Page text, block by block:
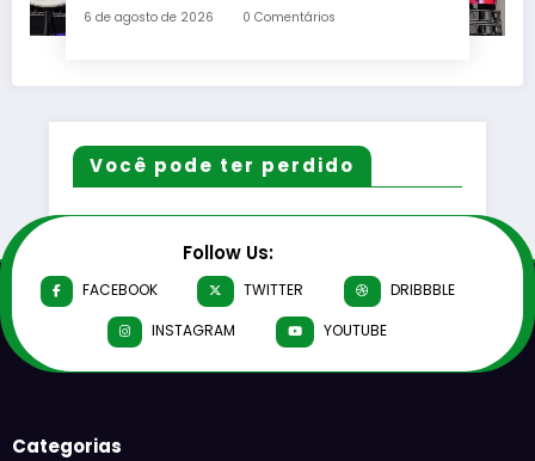
6 de agosto de 2026 0 Comentários
Você pode ter perdido
Follow Us:
FACEBOOK TWITTER
DRIBBBLE
INSTAGRAM
YOUTUBE
Categorias